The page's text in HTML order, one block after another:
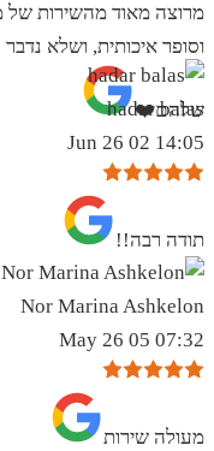
מרוצה מאוד מהשירות של
וסופר איכותית, ושלא
שלהם❤️
hadar balas
14:05 02 Jun 26
תודה רבה!!
Nor Marina Ashkelon
07:32 05 May 26
מעולה שירות